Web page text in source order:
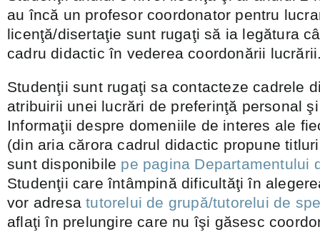
au încă un profesor coordonator pentru
licenţă/disertaţie sunt rugaţi să ia legătura
cadru didactic în vederea coordonării
Studenţii sunt rugaţi sa contacteze cadrele
atribuirii unei lucrări de preferinţă personal
Informaţii despre domeniile de interes ale
(din aria cărora cadrul didactic propune
sunt disponibile pe pagina Departamentului
Studenţii care întâmpină dificultăţi în
vor adresatutorelui de grupă/tutorelui de
aflaţi în prelungire care nu îşi găsesc